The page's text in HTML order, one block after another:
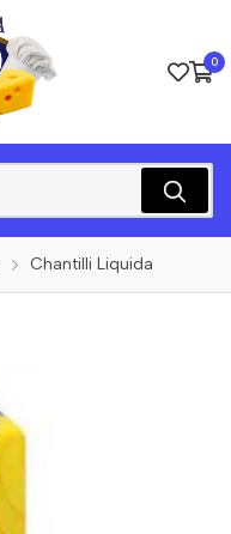
0
Chantilli Liquida